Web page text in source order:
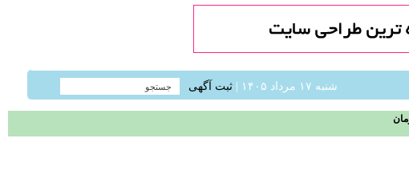
شنبه ۱۷ مرداد ۱۴۰۵ | ثبت آگهی